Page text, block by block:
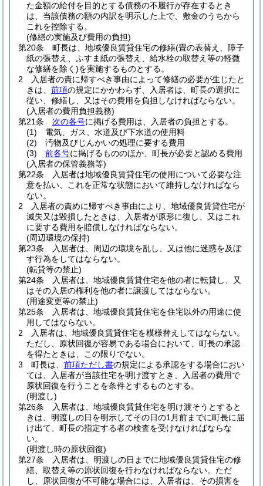
た金額の給付を目的とする債務の不履行が存在するとき
は、当該債務の額の内訳を明示した上で、敷金のうちから
これを控除する。
(修繕の実施及び費用の負担)
第20条
町長は、地域優良賃貸住宅の修繕(畳の表替え、障子
紙の張替え、ふすま紙の張替え、給水栓の取替え等の軽微
な修繕を除く)を実施するものとする。
2
入居者の責に帰すべき事由によって修繕の必要が生じたと
きは、 前項の規定にかかわらず、入居者は、町長の選択に
従い、修繕し、又はその費用を負担しなければならない。
(入居者の費用負担義務)
第21条
次の各号に掲げる費用は、入居者の負担とする。
(1)
電気、ガス、水道及び下水道の使用料
(2)
汚物及びじんかいの処理に要する費用
(3)
前各号に掲げるもののほか、町長が必要と認める費用
(入居者の保管義務等)
第22条
入居者は地域優良賃貸住宅の使用について必要な注
意を払い、これを正常な状態において維持しなければなら
ない。
2
入居者の責めに帰すべき事由により、地域優良賃貸住宅が
滅失又は毀損したときは、入居者が原形に復し、又はこれ
に要する費用を賠償しなければならない。
(周辺環境の保持)
第23条
入居者は、周辺の環境を乱し、又は他に迷惑を及ぼ
す行為をしてはならない。
(転貸等の禁止)
第24条
入居者は、地域優良賃貸住宅を他の者に転貸し、又
はその入居の権利を他の者に譲渡してはならない。
(用途変更等の禁止)
第25条
入居者は、地域優良賃貸住宅を住宅以外の用途に使
用してはならない。
2
入居者は、地域優良賃貸住宅を模様替えしてはならない。
ただし、原状回復が容易である場合において、町長の承認
を得たときは、この限りでない。
3
町長は、 前項ただし書の規定による承認をする場合におい
ては、入居者が当該住宅を明け渡すとき、入居者の費用で
原状回復を行うことを条件とするものとする。
(明渡し)
第26条
入居者は、地域優良賃貸住宅を明け渡そうとすると
きは、明渡しの日を明示してその日の1月前までに町長に届
け出て、町長の指定する者の検査を受けなければならな
い。
(明渡し時の原状回復)
第27条
入居者は、明渡しの日までに地域優良賃貸住宅の修
繕、取替え等の原状回復を行わなければならない。 ただ
し、原状回復が不可能な場合には、入居者は、その損害を